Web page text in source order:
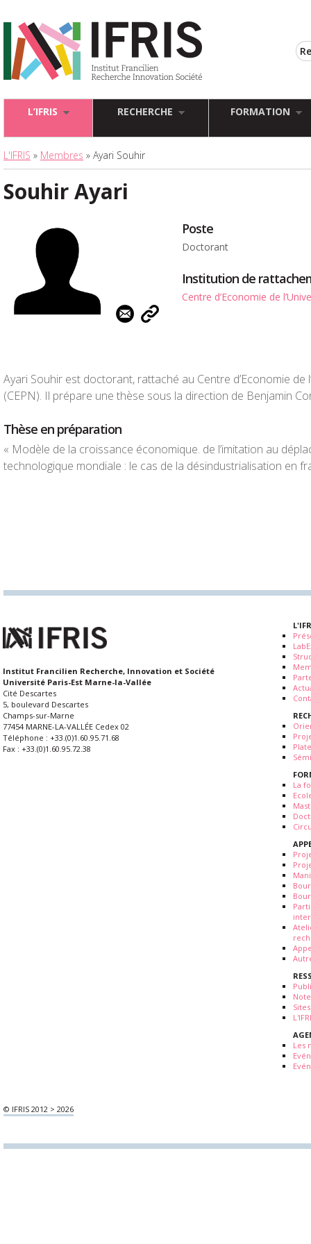
L’IFRIS RECHERCHE FORMATION
L'IFRIS » Membres » Ayari Souhir
Souhir Ayari
Poste
Doctorant
Institution de
Centre d’Economie de
Ayari Souhir est doctorant, rattaché au Centre d’Economie de
(CEPN). Il prépare une thèse sous la direction de Benjamin
Thèse en préparation
« Modèle de la croissance économique. de l’imitation au
technologique mondiale : le cas de la désindustrialisation en
Institut Francilien Recherche, Innovation et Société
Université Paris-Est Marne-la-Vallée
Cité Descartes
5, boulevard Descartes
Champs-sur-Marne
77454 MARNE-LA-VALLÉE Cedex 02
Téléphone : +33.(0)1.60.95.71.68
Fax : +33.(0)1.60.95.72.38
La
Les
© IFRIS 2012 > 2026